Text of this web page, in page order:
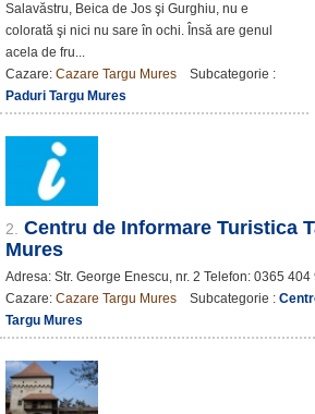
Salavăstru, Beica de Jos şi Gurghiu, nu e
colorată şi nici nu sare în ochi. Însă are genul
acela de fru...
Cazare: Cazare Targu Mures Subcategorie :
Paduri Targu Mures
2.
Centru de Informare Turistica
Mures
Adresa: Str. George Enescu, nr. 2 Telefon: 0365 404
Cazare: Cazare Targu Mures Subcategorie :
Targu Mures